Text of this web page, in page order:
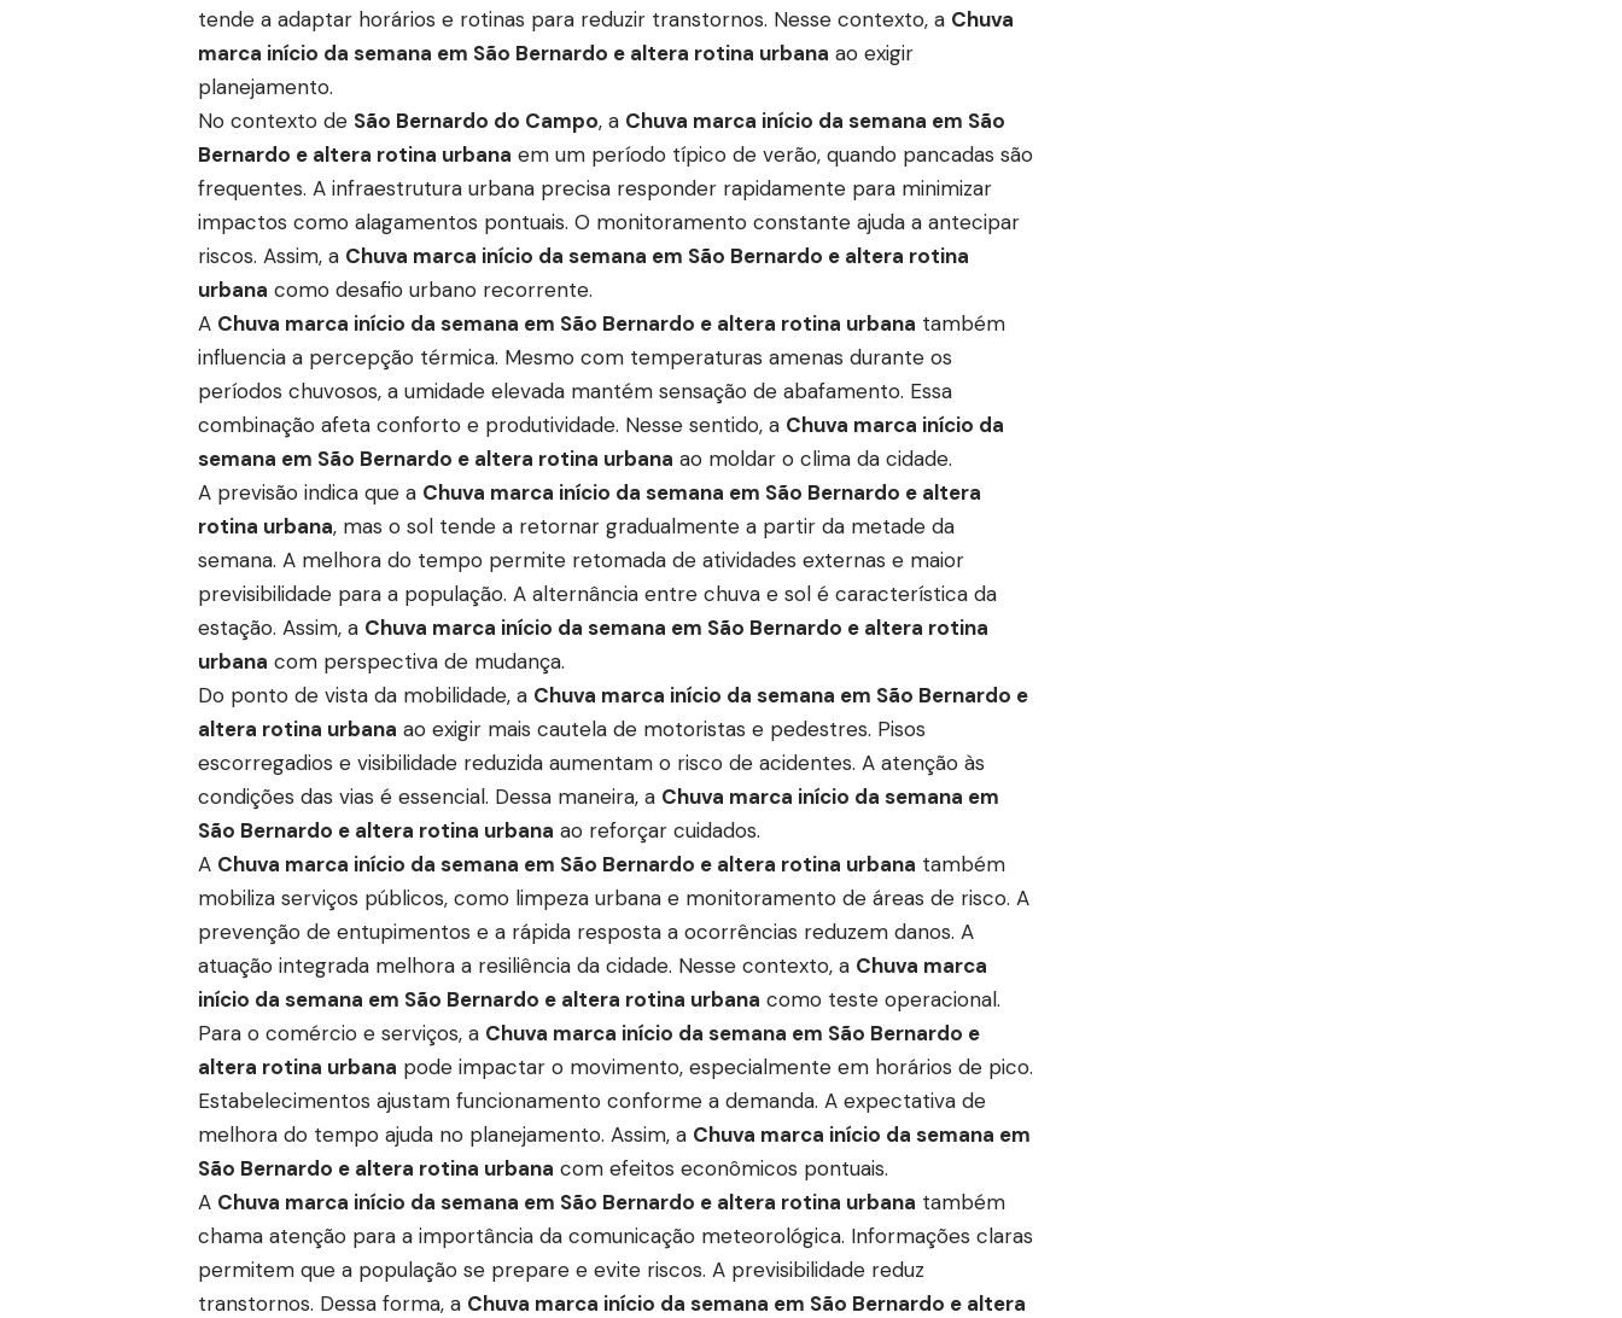
tende a adaptar horários e rotinas para reduzir transtornos. Nesse contexto, a Chuva
marca início da semana em São Bernardo e altera rotina urbana ao exigir
planejamento.
No contexto de São Bernardo do Campo, a Chuva marca início da semana em São
Bernardo e altera rotina urbana em um período típico de verão, quando pancadas são
frequentes. A infraestrutura urbana precisa responder rapidamente para minimizar
impactos como alagamentos pontuais. O monitoramento constante ajuda a antecipar
riscos. Assim, a Chuva marca início da semana em São Bernardo e altera rotina
urbana como desafio urbano recorrente.
A Chuva marca início da semana em São Bernardo e altera rotina urbana também
influencia a percepção térmica. Mesmo com temperaturas amenas durante os
períodos chuvosos, a umidade elevada mantém sensação de abafamento. Essa
combinação afeta conforto e produtividade. Nesse sentido, a Chuva marca início da
semana em São Bernardo e altera rotina urbana ao moldar o clima da cidade.
A previsão indica que a Chuva marca início da semana em São Bernardo e altera
rotina urbana, mas o sol tende a retornar gradualmente a partir da metade da
semana. A melhora do tempo permite retomada de atividades externas e maior
previsibilidade para a população. A alternância entre chuva e sol é característica da
estação. Assim, a Chuva marca início da semana em São Bernardo e altera rotina
urbana com perspectiva de mudança.
Do ponto de vista da mobilidade, a Chuva marca início da semana em São Bernardo e
altera rotina urbana ao exigir mais cautela de motoristas e pedestres. Pisos
escorregadios e visibilidade reduzida aumentam o risco de acidentes. A atenção às
condições das vias é essencial. Dessa maneira, a Chuva marca início da semana em
São Bernardo e altera rotina urbana ao reforçar cuidados.
A Chuva marca início da semana em São Bernardo e altera rotina urbana também
mobiliza serviços públicos, como limpeza urbana e monitoramento de áreas de risco. A
prevenção de entupimentos e a rápida resposta a ocorrências reduzem danos. A
atuação integrada melhora a resiliência da cidade. Nesse contexto, a Chuva marca
início da semana em São Bernardo e altera rotina urbana como teste operacional.
Para o comércio e serviços, a Chuva marca início da semana em São Bernardo e
altera rotina urbana pode impactar o movimento, especialmente em horários de pico.
Estabelecimentos ajustam funcionamento conforme a demanda. A expectativa de
melhora do tempo ajuda no planejamento. Assim, a Chuva marca início da semana em
São Bernardo e altera rotina urbana com efeitos econômicos pontuais.
A Chuva marca início da semana em São Bernardo e altera rotina urbana também
chama atenção para a importância da comunicação meteorológica. Informações claras
permitem que a população se prepare e evite riscos. A previsibilidade reduz
transtornos. Dessa forma, a Chuva marca início da semana em São Bernardo e altera